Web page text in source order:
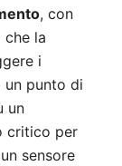
, con
la
i
un punto di
un
critico per
sensore